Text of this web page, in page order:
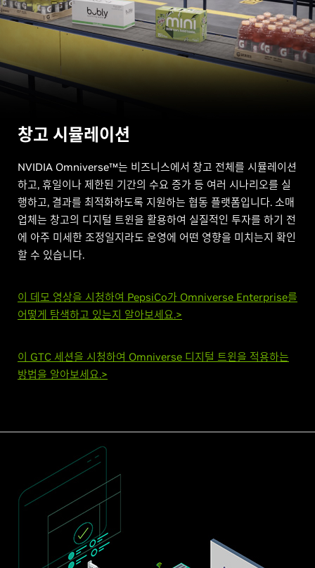
창고 시뮬레이션
NVIDIA Omniverse™는 비즈니스에서 창고 전체를 시뮬레이션
하고, 휴일이나 제한된 기간의 수요 증가 등 여러 시나리오를 실
행하고, 결과를 최적화하도록 지원하는 협동 플랫폼입니다. 소매
업체는 창고의 디지털 트윈을 활용하여 실질적인 투자를 하기 전
에 아주 미세한 조정일지라도 운영에 어떤 영향을 미치는지 확인
할 수 있습니다.
이 데모 영상을 시청하여 PepsiCo가 Omniverse Enterprise를
어떻게 탐색하고 있는지 알아보세요.>
이 GTC 세션을 시청하여 Omniverse 디지털 트윈을 적용하는
방법을 알아보세요.>